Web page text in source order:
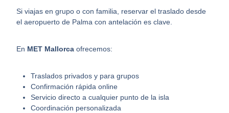
Si viajas en grupo o con familia, reservar el traslado desde
el aeropuerto de Palma con antelación es clave.
En MET Mallorca ofrecemos:
Traslados privados y para grupos
Confirmación rápida online
Servicio directo a cualquier punto de la isla
Coordinación personalizada